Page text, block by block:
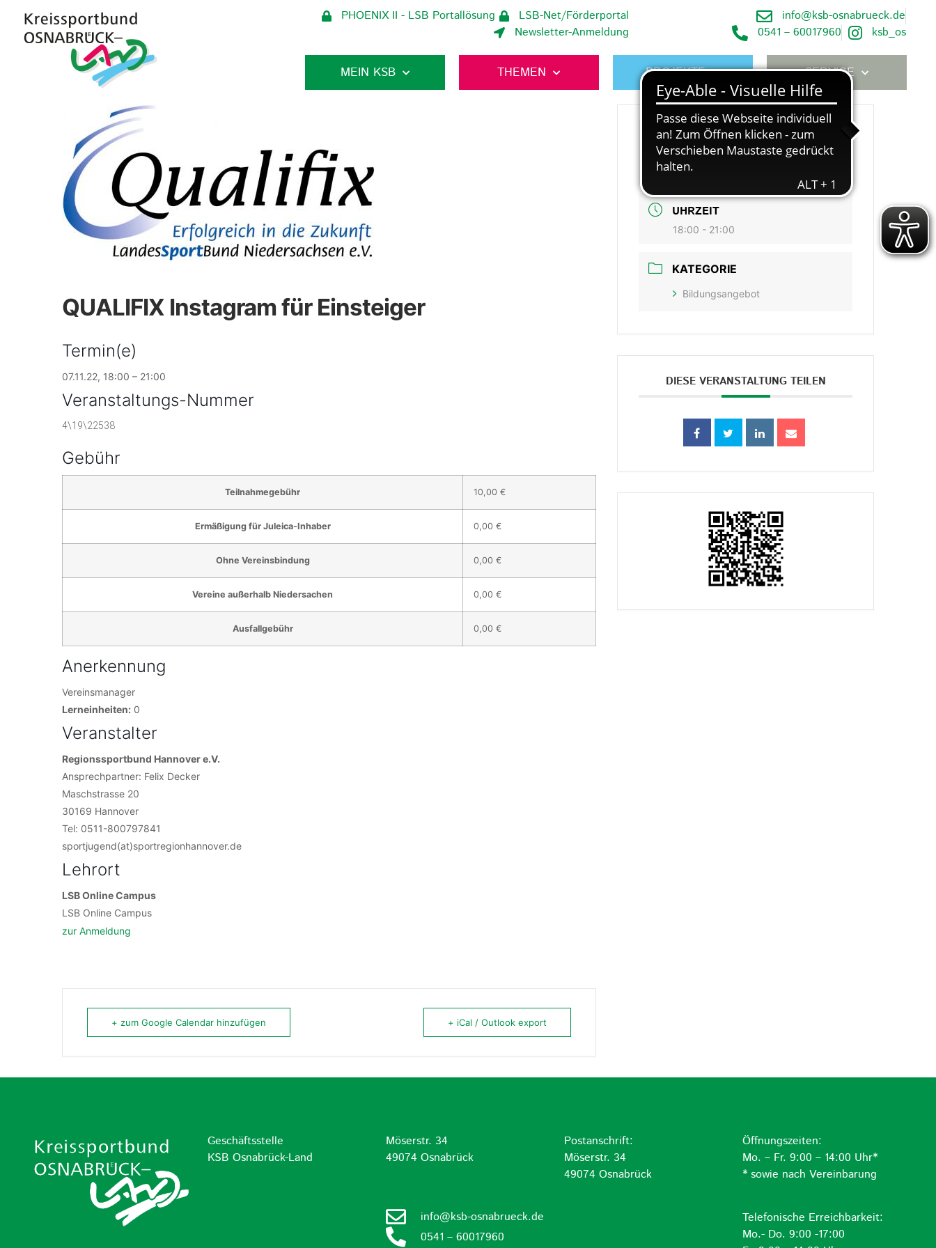
PHOENIX II - LSB Portallösung
LSB-Net/Förderportal
Newsletter-Anmeldung
info@ksb-osnabrueck.de
0541 – 60017960
ksb_os
MEIN KSB THEMEN PROJEKTE SERVICE
QUALIFIX Instagram für Einsteiger
Termin(e)
07.11.22, 18:00 – 21:00
Veranstaltungs-Nummer
4\19\22538
Gebühr
Teilnahmegebühr 10,00 €
Ermäßigung für Juleica-Inhaber 0,00 €
Ohne Vereinsbindung 0,00 €
Vereine außerhalb Niedersachen 0,00 €
Ausfallgebühr 0,00 €
Anerkennung
Vereinsmanager
Lerneinheiten: 0
Veranstalter
Regionssportbund Hannover e.V.
Ansprechpartner: Felix Decker
Maschstrasse 20
30169 Hannover
Tel: 0511-800797841
sportjugend(at)sportregionhannover.de
Lehrort
LSB Online Campus
LSB Online Campus
zur Anmeldung
+ zum Google Calendar hinzufügen + iCal / Outlook export
DATUM
Nov. 07 2022
Expired!
UHRZEIT
18:00 - 21:00
KATEGORIE
Bildungsangebot
DIESE VERANSTALTUNG TEILEN
Geschäftsstelle
KSB Osnabrück-Land
Möserstr. 34
49074 Osnabrück
info@ksb-osnabrueck.de
0541 – 60017960
Postanschrift:
Möserstr. 34
49074 Osnabrück
Öffnungszeiten:
Mo. – Fr. 9:00 – 14:00 Uhr*
* sowie nach Vereinbarung
Telefonische Erreichbarkeit:
Mo.- Do. 9:00 -17:00